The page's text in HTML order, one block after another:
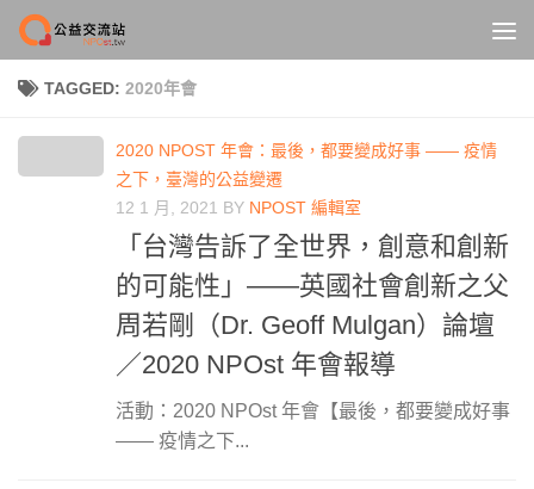
Skip to content
TAGGED: 2020年會
2020 NPOST 年會：最後，都要變成好事 —— 疫情
之下，臺灣的公益變遷
12 1 月, 2021 BY NPOST 編輯室
「台灣告訴了全世界，創意和創新
的可能性」——英國社會創新之父
周若剛（Dr. Geoff Mulgan）論壇
／2020 NPOst 年會報導
活動：2020 NPOst 年會【最後，都要變成好事
—— 疫情之下...